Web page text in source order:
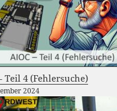
Teil 4 (Fehlersuche)
2024